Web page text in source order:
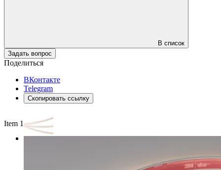
В список
Задать вопрос
Поделиться
ВКонтакте
Telegram
Скопировать ссылку
Item 1 of 3